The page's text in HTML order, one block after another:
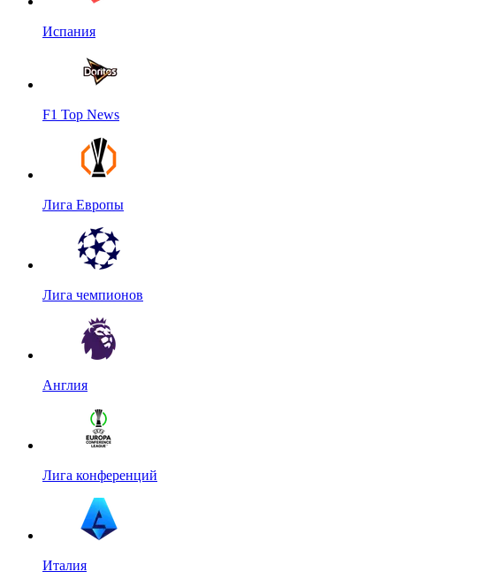
Испания
F1 Top News
Лига Европы
Лига чемпионов
Англия
Лига конференций
Италия